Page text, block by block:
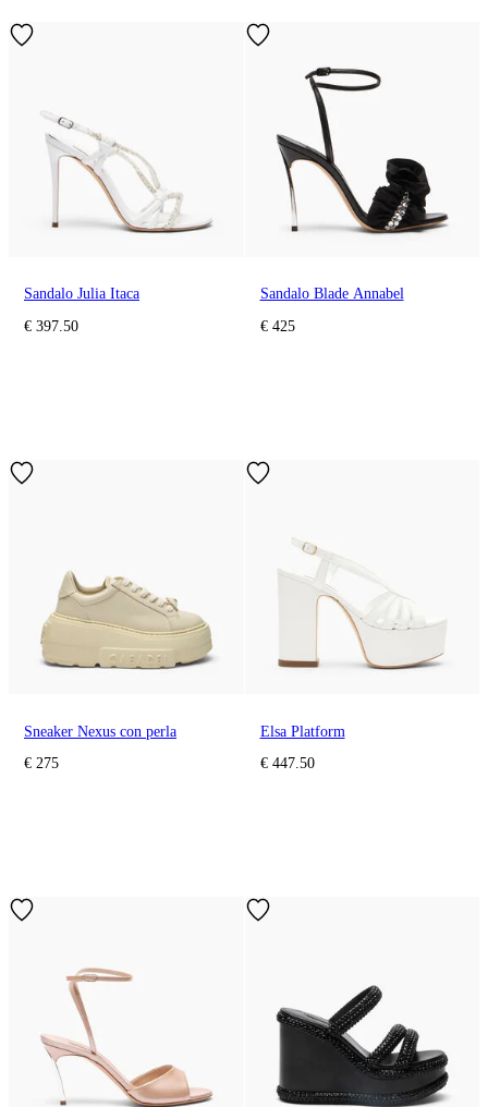
Sandalo Julia Itaca
€ 397.50
Sandalo Blade Annabel
€ 425
Sneaker Nexus con perla
€ 275
Elsa Platform
€ 447.50